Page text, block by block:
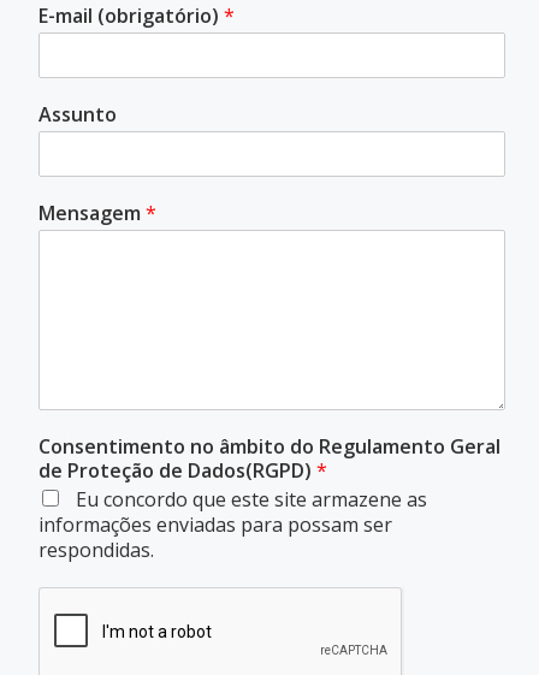
E-mail (obrigatório) *
Assunto
Mensagem *
Consentimento no âmbito do Regulamento Geral
de Proteção de Dados(RGPD) *
Eu concordo que este site armazene as
informações enviadas para possam ser
respondidas.